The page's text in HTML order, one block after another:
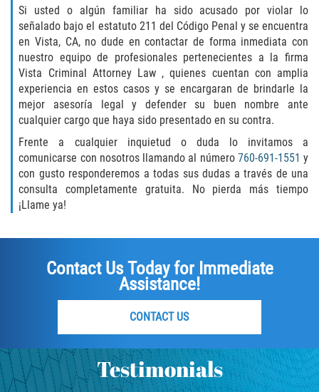
Sexual Battery
Statutory Rape
Lewd Acts on a Child
Lewd Conduct in Public
Theft Crimes
Auto Burglary
Embezzlement
Grand Theft
Petty Theft
Receiving Stolen Property
Si usted o algún familiar ha sido acusado por violar lo
señalado bajo el estatuto 211 del Código Penal y se encuentra
en Vista, CA, no dude en contactar de forma inmediata con
nuestro equipo de profesionales pertenecientes a la firma
Vista Criminal Attorney Law , quienes cuentan con amplia
experiencia en estos casos y se encargaran de brindarle la
mejor asesoría legal y defender su buen nombre ante
cualquier cargo que haya sido presentado en su contra.
Frente a cualquier inquietud o duda lo invitamos a
comunicarse con nosotros llamando al número 760-691-1551 y
con gusto responderemos a todas sus dudas a través de una
consulta completamente gratuita. No pierda más tiempo
¡Llame ya!
Contact Us Today for Immediate
Assistance!
CONTACT US
Testimonials